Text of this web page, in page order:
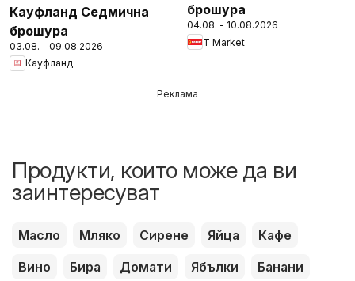
Кауфланд Седмична
брошура
03.08. - 09.08.2026
Кауфланд
брошура
04.08. - 10.08.2026
T Market
Реклама
Продукти, които може да ви
заинтересуват
Масло Мляко Сирене Яйца
Кафе
Вино
Бира Домати Ябълки
Банани